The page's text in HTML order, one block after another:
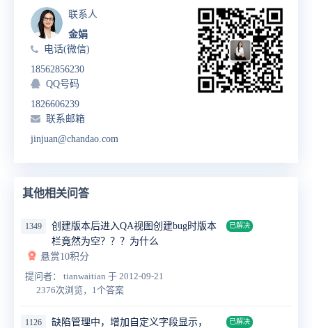
联系人
金娟
电话(微信)
18562856230
QQ号码
1826606239
联系邮箱
jinjuan@chandao.com
其他相关问答
1349
创建版本后进入QA视图创建bug时版本
栏竟然为空？？？为什么
已解决
悬赏10积分
提问者： tianwaitian 于 2012-09-21
2376次浏览，1个答案
1126
缺陷管理中，增加自定义字段显示，
已解决